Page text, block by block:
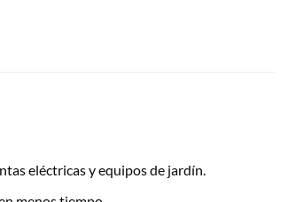
eléctricas y equipos de jardín.